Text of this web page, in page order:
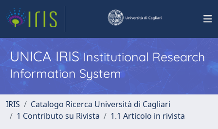
UNICA IRISInstitutional Research
Information System
IRIS
Catalogo Ricerca Università di Cagliari
1 Contributo su Rivista
1.1 Articolo in rivista